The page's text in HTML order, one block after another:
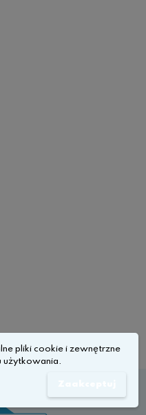
pliki cookie i zewnętrzne
użytkowania.